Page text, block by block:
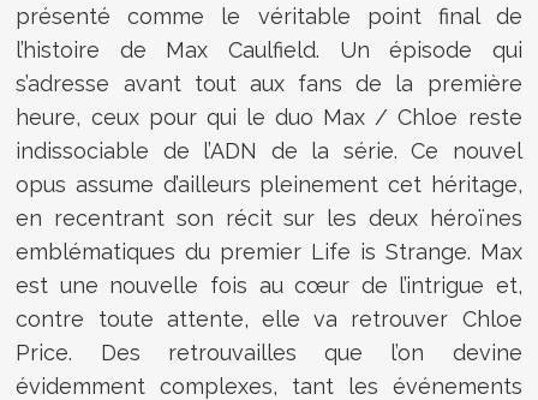
présenté comme le véritable point final de
l’histoire de Max Caulfield. Un épisode qui
s’adresse avant tout aux fans de la première
heure, ceux pour qui le duo Max / Chloe reste
indissociable de l’ADN de la série. Ce nouvel
opus assume d’ailleurs pleinement cet héritage,
en recentrant son récit sur les deux héroïnes
emblématiques du premier Life is Strange. Max
est une nouvelle fois au cœur de l’intrigue et,
contre toute attente, elle va retrouver Chloe
Price. Des retrouvailles que l’on devine
évidemment complexes, tant les événements